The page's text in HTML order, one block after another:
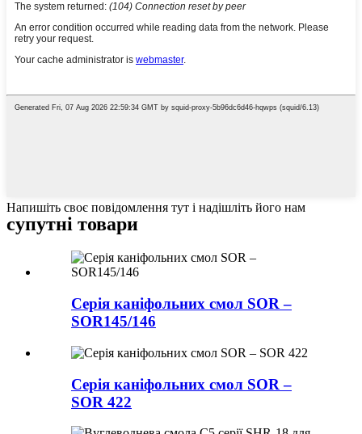
Напишіть своє повідомлення тут і надішліть його нам
супутні товари
Серія каніфольних смол SOR –
SOR145/146
Серія каніфольних смол SOR –
SOR 422